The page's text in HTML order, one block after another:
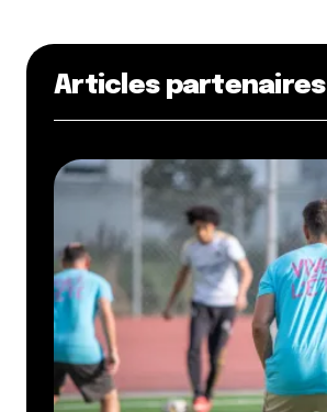
Articles partenaires